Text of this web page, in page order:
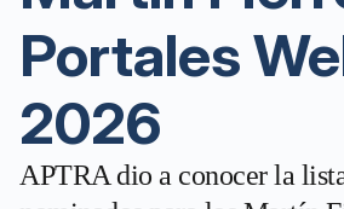
Portales
2026
APTRA dio a conocer la